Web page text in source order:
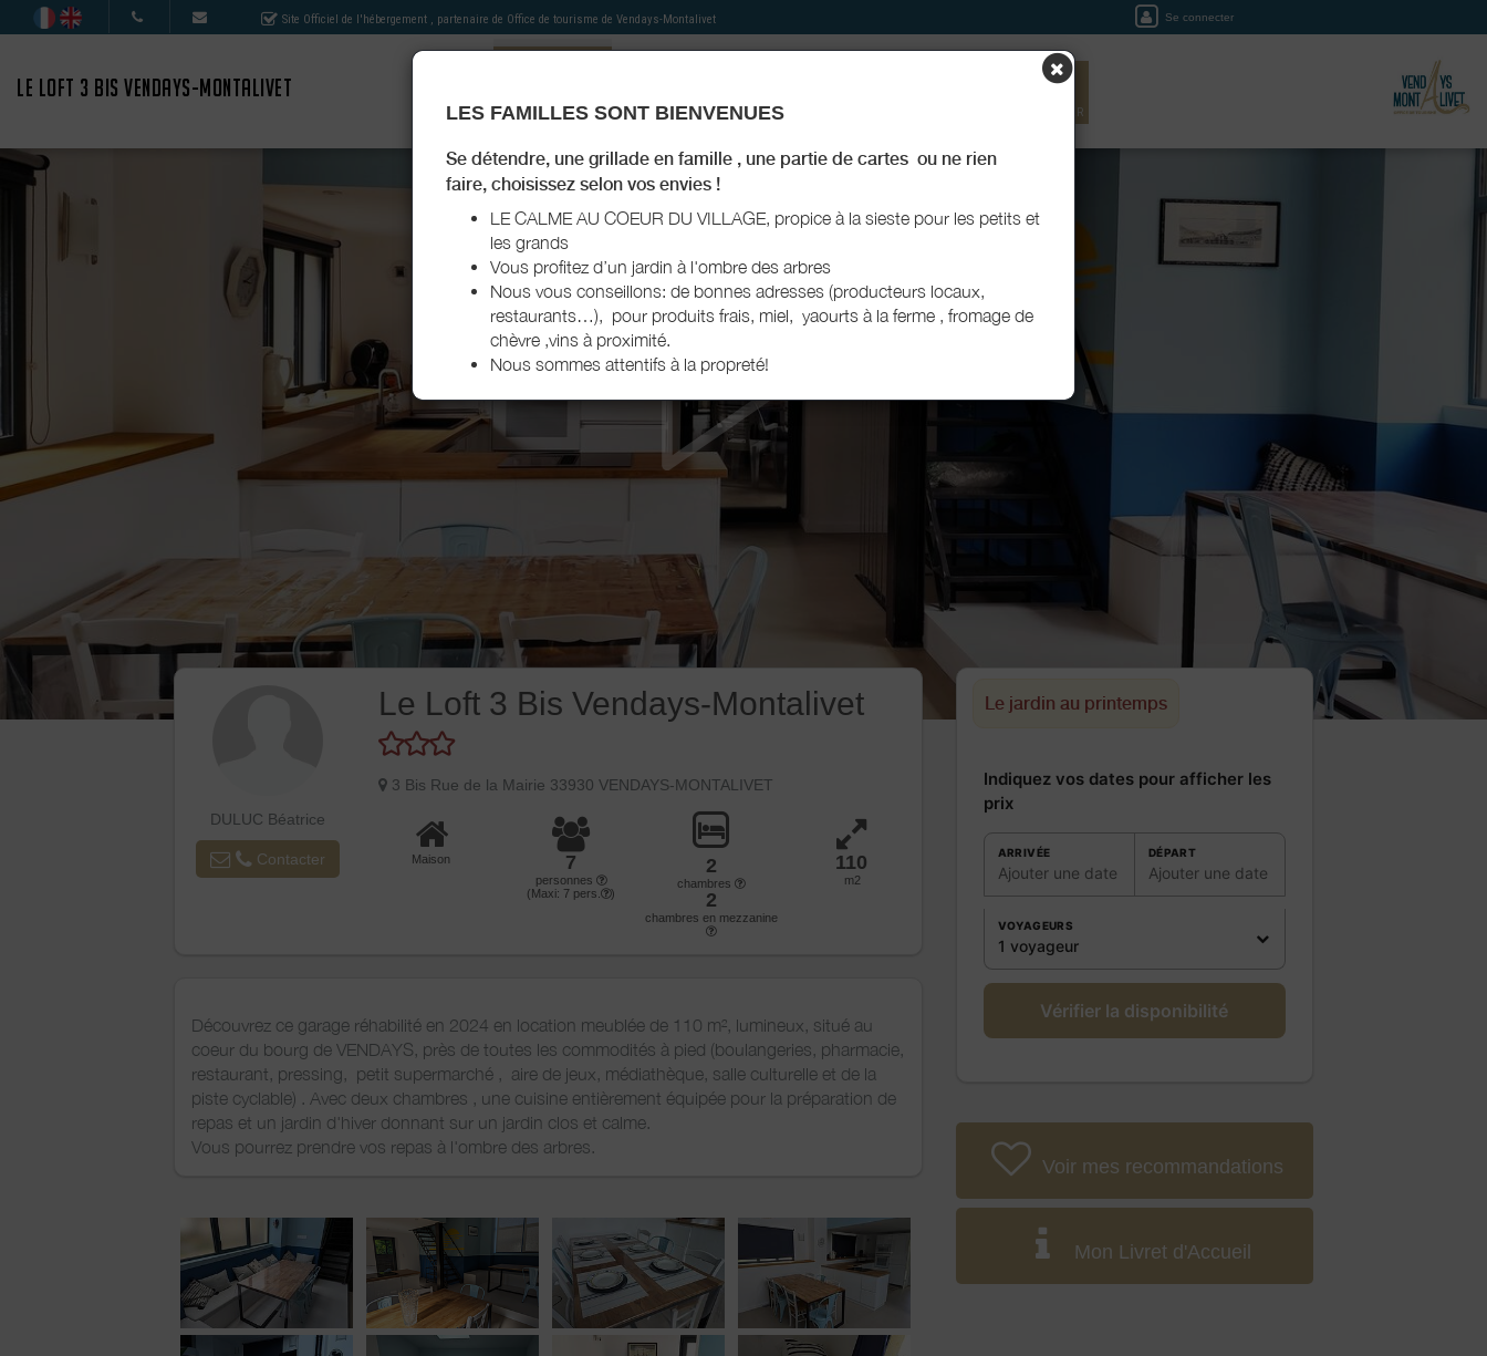
Site Officiel de l'hébergement , partenaire de Office de tourisme de Vendays-Montalivet Se connecter
LE LOFT 3 BIS VENDAYS-MONTALIVET
MON HÉBERGEMENT MES RECOMMANDATIONS AGENDA TOURISTIQUE RÉSERVER
LES FAMILLES SONT BIENVENUES
Se détendre, une grillade en famille , une partie de cartes ou ne rien
faire, choisissez selon vos envies !
LE CALME AU COEUR DU VILLAGE, propice à la sieste pour les petits et
les grands
Vous profitez d’un jardin à l'ombre des arbres
Nous vous conseillons: de bonnes adresses (producteurs locaux,
restaurants…), pour produits frais, miel, yaourts à la ferme , fromage de
chèvre ,vins à proximité.
Nous sommes attentifs à la propreté!
DULUC Béatrice
Contacter
Le Loft 3 Bis Vendays-Montalivet
3 Bis Rue de la Mairie 33930 VENDAYS-MONTALIVET
Maison 7
personnes
(Maxi: 7 pers. )
2
chambres
2
chambres en mezzanine
110
m2
Découvrez ce garage réhabilité en 2024 en location meublée de 110 m², lumineux, situé au
coeur du bourg de VENDAYS, près de toutes les commodités à pied (boulangeries, pharmacie,
restaurant, pressing, petit supermarché , aire de jeux, médiathèque, salle culturelle et de la
piste cyclable) . Avec deux chambres , une cuisine entièrement équipée pour la préparation de
repas et un jardin d'hiver donnant sur un jardin clos et calme.
Vous pourrez prendre vos repas à l'ombre des arbres.
Le jardin au printemps
Indiquez vos dates pour afficher les
prix
ARRIVÉE
Ajouter une date
DÉPART
Ajouter une date
VOYAGEURS
1 voyageur
Vérifier la disponibilité
Voir mes recommandations
Mon Livret d'Accueil